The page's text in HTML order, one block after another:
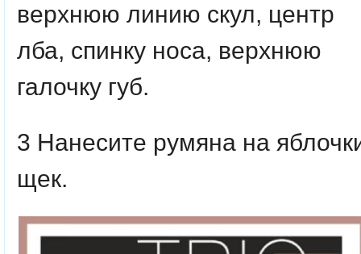
верхнюю линию скул, центр
лба, спинку носа, верхнюю
галочку губ.
3 Нанесите румяна на
щек.